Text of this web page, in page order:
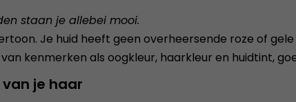
staan je allebei mooi.
Je huid heeft geen overheersende roze of
kenmerken als oogkleur, haarkleur en huidtint,
je haar